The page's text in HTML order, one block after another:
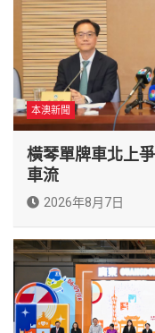
本澳新聞
橫琴單牌車北上
車流
2026年8月7日